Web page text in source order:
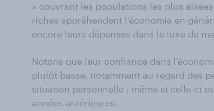
» couvrant les populations les plus
riches appréhendent l’économie en
encore leurs dépenses dans le luxe de
Notons que leur confiance dans
plutôt basse, notamment au regard des
situation personnelle ; même si celle-ci
années antérieures.